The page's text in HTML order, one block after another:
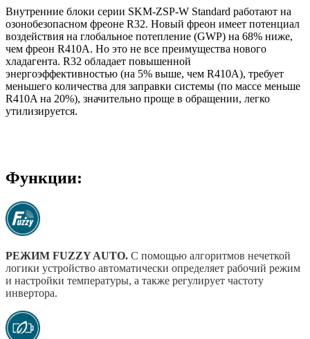
Внутренние блоки серии SKM-ZSP-W Standard работают на
озонобезопасном фреоне R32. Новый фреон имеет потенциал
воздействия на глобальное потепление (GWP) на 68% ниже,
чем фреон R410A. Но это не все преимущества нового
хладагента. R32 обладает повышенной
энергоэффективностью (на 5% выше, чем R410A), требует
меньшего количества для заправки системы (по массе меньше
R410A на 20%), значительно проще в обращении, легко
утилизируется.
Функции:
РЕЖИМ FUZZY AUTO. С помощью алгоритмов нечеткой
логики устройство автоматически определяет рабочий режим
и настройки температуры, а также регулирует частоту
инвертора.